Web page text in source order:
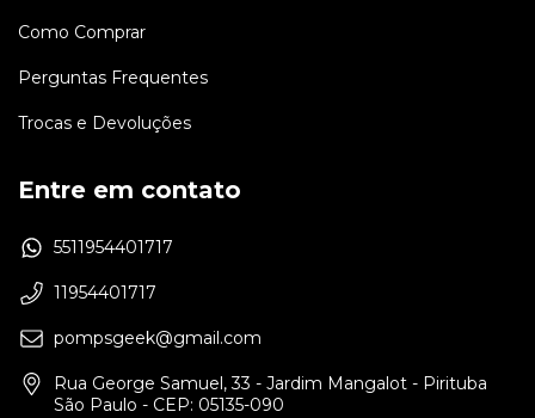
Como Comprar
Perguntas Frequentes
Trocas e Devoluções
Entre em contato
5511954401717
11954401717
pompsgeek@gmail.com
Rua George Samuel, 33 - Jardim Mangalot - Pirituba
São Paulo - CEP: 05135-090